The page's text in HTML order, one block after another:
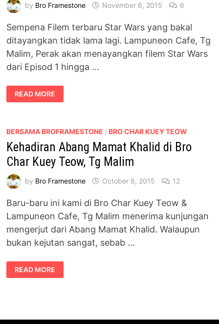
by Bro Framestone November 6, 2015 6
Sempena Filem terbaru Star Wars yang bakal
ditayangkan tidak lama lagi. Lampuneon Cafe, Tg
Malim, Perak akan menayangkan filem Star Wars
dari Episod 1 hingga …
MINUMAN
BERTEMAKAN
STAR
CAFE,
MALIM
READ MORE
BERSAMA BROFRAMESTONE / BRO CHAR KUEY TEOW
Kehadiran Abang Mamat Khalid di Bro
Char Kuey Teow, Tg Malim
by Bro Framestone October 6, 2015 12
Baru-baru ini kami di Bro Char Kuey Teow &
Lampuneon Cafe, Tg Malim menerima kunjungan
mengerjut dari Abang Mamat Khalid. Walaupun
bukan kejutan sangat, sebab …
KEHADIRAN
ABANG
MAMAT
TEOW,
READ MORE